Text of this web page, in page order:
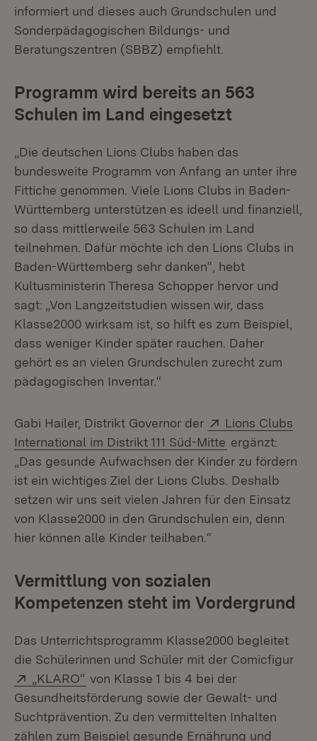
informiert und dieses auch Grundschulen und
Sonderpädagogischen Bildungs- und
Beratungszentren (SBBZ) empfiehlt.
Programm wird bereits an 563
Schulen im Land eingesetzt
„Die deutschen Lions Clubs haben das
bundesweite Programm von Anfang an unter ihre
Fittiche genommen. Viele Lions Clubs in Baden-
Württemberg unterstützen es ideell und finanziell,
so dass mittlerweile 563 Schulen im Land
teilnehmen. Dafür möchte ich den Lions Clubs in
Baden-Württemberg sehr danken“, hebt
Kultusministerin Theresa Schopper hervor und
sagt: „Von Langzeitstudien wissen wir, dass
Klasse2000 wirksam ist, so hilft es zum Beispiel,
dass weniger Kinder später rauchen. Daher
gehört es an vielen Grundschulen zurecht zum
pädagogischen Inventar.“
Gabi Hailer, Distrikt Governor der Extern:
Lions Clubs
International im Distrikt 111 Süd-Mitte (Öffnet in
ergänzt:
„Das gesunde Aufwachsen der Kinder zu fördern
ist ein wichtiges Ziel der Lions Clubs. Deshalb
setzen wir uns seit vielen Jahren für den Einsatz
von Klasse2000 in den Grundschulen ein, denn
hier können alle Kinder teilhaben.“
Vermittlung von sozialen
Kompetenzen steht im Vordergrund
Das Unterrichtsprogramm Klasse2000 begleitet
die Schülerinnen und Schüler mit der Comicfigur
Extern:
„KLARO“ (Öffnet in neuem Fenster)
von Klasse 1 bis 4 bei der
Gesundheitsförderung sowie der Gewalt- und
Suchtprävention. Zu den vermittelten Inhalten
zählen zum Beispiel gesunde Ernährung und